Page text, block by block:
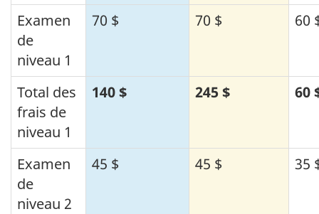
Examen
de
niveau 1
70 $ 70 $ 60
Total des
frais de
niveau 1
140 $ 245 $ 60
Examen
de
niveau 2
45 $ 45 $ 35